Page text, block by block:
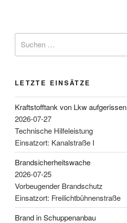
LETZTE EINSÄTZE
Kraftstofftank von Lkw aufgerissen
2026-07-27
Technische Hilfeleistung
Einsatzort: Kanalstraße I
Brandsicherheitswache
2026-07-25
Vorbeugender Brandschutz
Einsatzort: Freilichtbühnenstraße
Brand in Schuppenanbau